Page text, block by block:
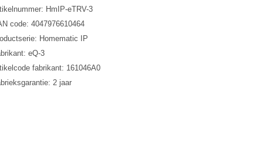
HmIP-eTRV-3
code: 4047976610464
Homematic IP
eQ-3
fabrikant: 161046A0
2 jaar